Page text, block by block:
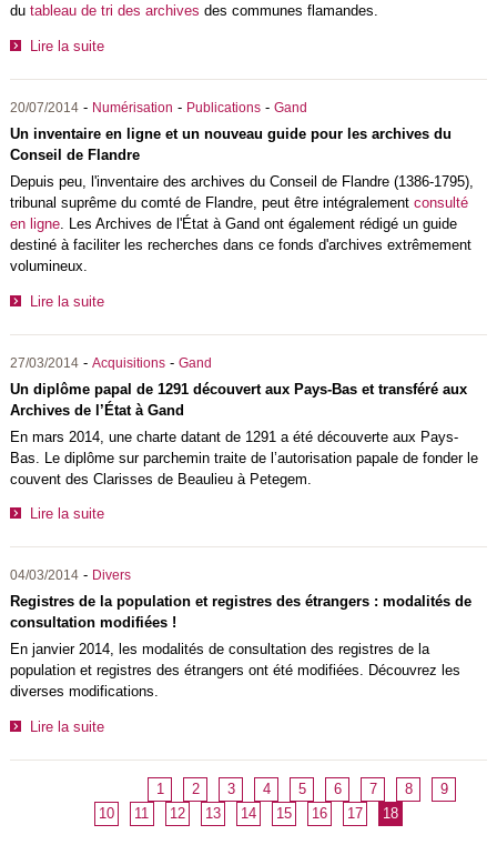
du tableau de tri des archives des communes flamandes.
Lire la suite
20/07/2014- Numérisation - Publications- Gand
Un inventaire en ligne et un nouveau guide pour les archives du
Conseil de Flandre
Depuis peu, l'inventaire des archives du Conseil de Flandre (1386-1795),
tribunal suprême du comté de Flandre, peut être intégralement consulté
en ligne. Les Archives de l'État à Gand ont également rédigé un guide
destiné à faciliter les recherches dans ce fonds d'archives extrêmement
volumineux.
Lire la suite
27/03/2014- Acquisitions- Gand
Un diplôme papal de 1291 découvert aux Pays-Bas et transféré aux
Archives de l’État à Gand
En mars 2014, une charte datant de 1291 a été découverte aux Pays-
Bas. Le diplôme sur parchemin traite de l’autorisation papale de fonder le
couvent des Clarisses de Beaulieu à Petegem.
Lire la suite
04/03/2014- Divers
Registres de la population et registres des étrangers : modalités de
consultation modifiées !
En janvier 2014, les modalités de consultation des registres de la
population et registres des étrangers ont été modifiées. Découvrez les
diverses modifications.
Lire la suite
1 2 3 4 5 6 7 8
9
10
11 12 13 14 15 16 17 18